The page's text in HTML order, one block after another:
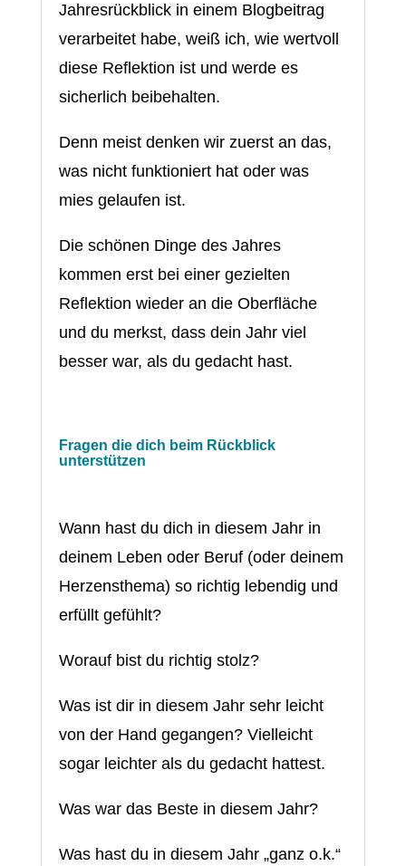
Jahresrückblick in einem Blogbeitrag
verarbeitet habe, weiß ich, wie wertvoll
diese Reflektion ist und werde es
sicherlich beibehalten.
Denn meist denken wir zuerst an das,
was nicht funktioniert hat oder was
mies gelaufen ist.
Die schönen Dinge des Jahres
kommen erst bei einer gezielten
Reflektion wieder an die Oberfläche
und du merkst, dass dein Jahr viel
besser war, als du gedacht hast.
Fragen die dich beim Rückblick
unterstützen
Wann hast du dich in diesem Jahr in
deinem Leben oder Beruf (oder deinem
Herzensthema) so richtig lebendig und
erfüllt gefühlt?
Worauf bist du richtig stolz?
Was ist dir in diesem Jahr sehr leicht
von der Hand gegangen? Vielleicht
sogar leichter als du gedacht hattest.
Was war das Beste in diesem Jahr?
Was hast du in diesem Jahr „ganz o.k.“